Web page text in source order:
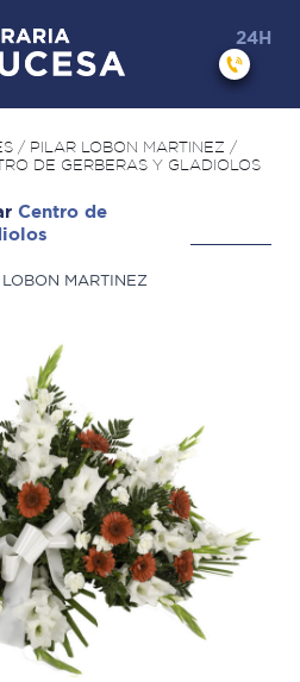
24H
/ PILAR LOBON MARTINEZ /
DE GERBERAS Y GLADIOLOS
Centro de
MARTINEZ